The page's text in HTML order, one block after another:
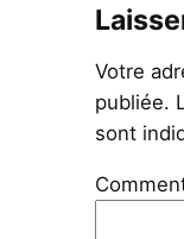
Votre
publiée.
sont